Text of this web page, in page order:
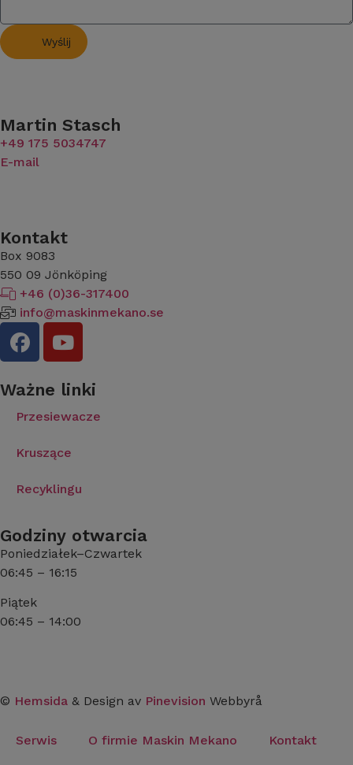
Wyślij
Martin Stasch
+49 175 5034747
E-mail
Kontakt
Box 9083
​​​​​​​550 09 Jönköping
+46 (0)36-317400
info@maskinmekano.se
Ważne linki
Przesiewacze
Kruszące
Recyklingu
Godziny otwarcia
Poniedziałek–Czwartek
06:45 – 16:15
Piątek
06:45 – 14:00
© Hemsida & Design av Pinevision Webbyrå
Serwis O firmie Maskin Mekano Kontakt